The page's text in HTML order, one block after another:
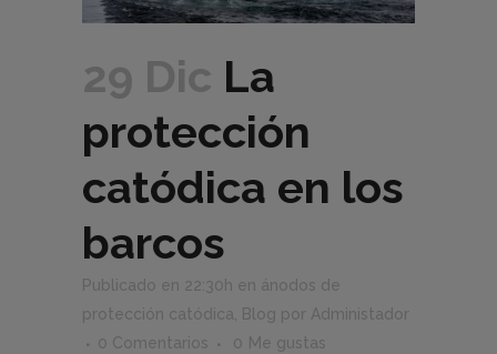
29 Dic La
protección
catódica en los
barcos
Publicado en 22:30h en ánodos de
protección catódica
Blog por Administador
0 Comentarios
0 Me gustas